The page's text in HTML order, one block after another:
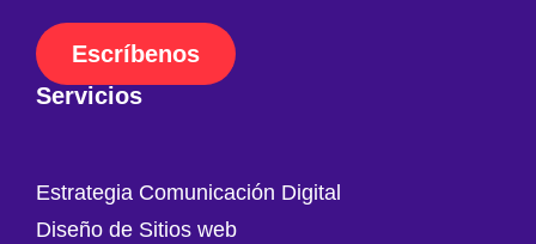
Escríbenos
Servicios
Estrategia Comunicación Digital
Diseño de Sitios web